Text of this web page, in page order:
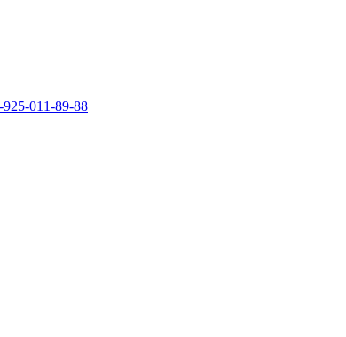
925-011-89-88